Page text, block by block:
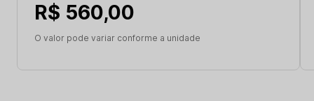
R$ 560,00
O valor pode variar conforme a unidade